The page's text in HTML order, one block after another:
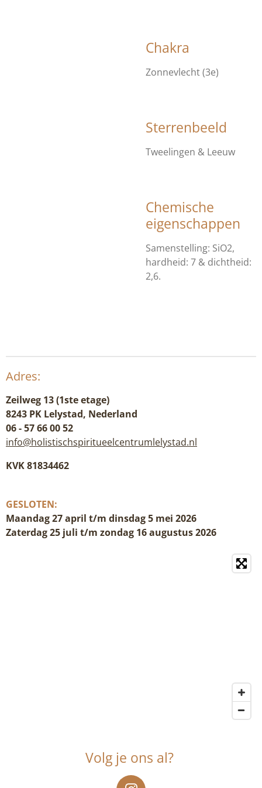
Chakra
Zonnevlecht (3e)
Sterrenbeeld
Tweelingen & Leeuw
Chemische
eigenschappen
Samenstelling: SiO2,
hardheid: 7 & dichtheid:
2,6.
Adres:
Zeilweg 13 (1ste etage)
8243 PK Lelystad, Nederland
06 - 57 66 00 52
info@holistischspiritueelcentrumlelystad.nl
KVK 81834462
GESLOTEN:
Maandag 27 april t/m dinsdag 5 mei 2026
Zaterdag 25 juli t/m zondag 16 augustus 2026
Volg je ons al?